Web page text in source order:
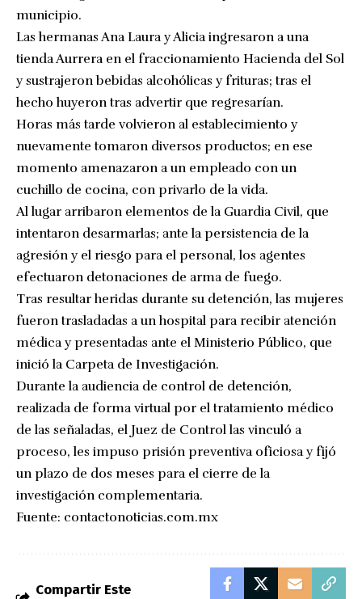
municipio.
Las hermanas Ana Laura y Alicia ingresaron a una
tienda Aurrera en el fraccionamiento Hacienda del Sol
y sustrajeron bebidas alcohólicas y frituras; tras el
hecho huyeron tras advertir que regresarían.
Horas más tarde volvieron al establecimiento y
nuevamente tomaron diversos productos; en ese
momento amenazaron a un empleado con un
cuchillo de cocina, con privarlo de la vida.
Al lugar arribaron elementos de la Guardia Civil, que
intentaron desarmarlas; ante la persistencia de la
agresión y el riesgo para el personal, los agentes
efectuaron detonaciones de arma de fuego.
Tras resultar heridas durante su detención, las mujeres
fueron trasladadas a un hospital para recibir atención
médica y presentadas ante el Ministerio Público, que
inició la Carpeta de Investigación.
Durante la audiencia de control de detención,
realizada de forma virtual por el tratamiento médico
de las señaladas, el Juez de Control las vinculó a
proceso, les impuso prisión preventiva oficiosa y fijó
un plazo de dos meses para el cierre de la
investigación complementaria.
Fuente: contactonoticias.com.mx
Compartir Este